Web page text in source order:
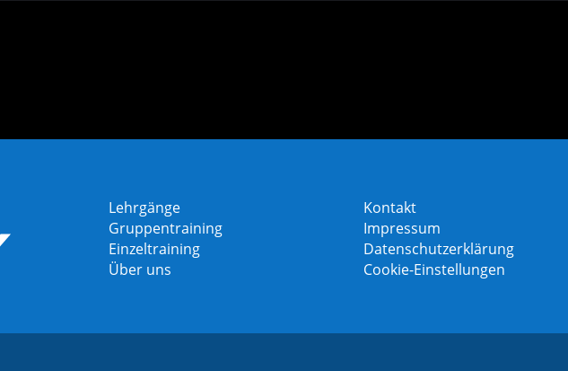
Lehrgänge
Gruppentraining
Einzeltraining
Über uns
Kontakt
Impressum
Datenschutzerklärung
Cookie-Einstellungen